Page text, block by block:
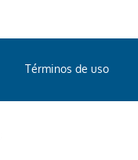
Términos de uso